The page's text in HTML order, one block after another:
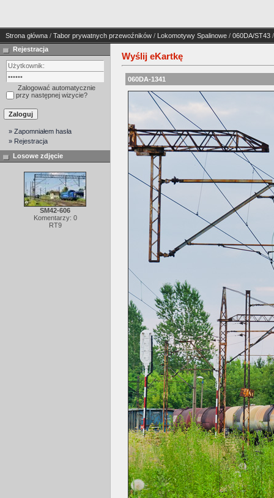
Strona główna / Tabor prywatnych przewoźników / Lokomotywy Spalinowe / 060DA/ST43
Rejestracja
Zalogować automatycznie
przy następnej wizycie?
» Zapomniałem hasła
» Rejestracja
Losowe zdjęcie
SM42-606
Komentarzy: 0
RT9
Wyślij eKartkę
060DA-1341